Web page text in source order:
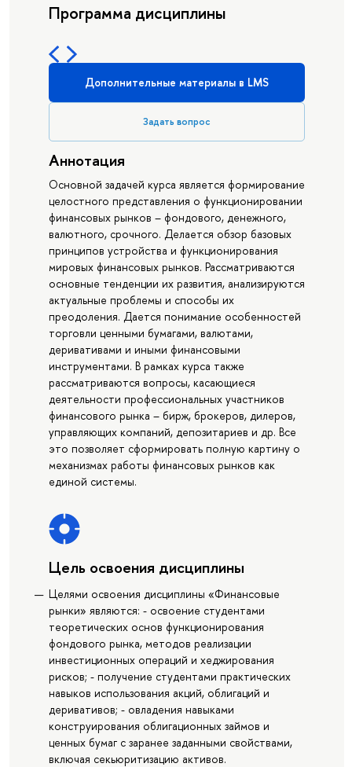
Программа дисциплины
Дополнительные материалы в LMS
Задать вопрос
Аннотация
Основной задачей курса является формирование
целостного представления о функционировании
финансовых рынков – фондового, денежного,
валютного, срочного. Делается обзор базовых
принципов устройства и функционирования
мировых финансовых рынков. Рассматриваются
основные тенденции их развития, анализируются
актуальные проблемы и способы их
преодоления. Дается понимание особенностей
торговли ценными бумагами, валютами,
деривативами и иными финансовыми
инструментами. В рамках курса также
рассматриваются вопросы, касающиеся
деятельности профессиональных участников
финансового рынка – бирж, брокеров, дилеров,
управляющих компаний, депозитариев и др. Все
это позволяет сформировать полную картину о
механизмах работы финансовых рынков как
единой системы.
Цель освоения дисциплины
Целями освоения дисциплины «Финансовые
рынки» являются: - освоение студентами
теоретических основ функционирования
фондового рынка, методов реализации
инвестиционных операций и хеджирования
рисков; - получение студентами практических
навыков использования акций, облигаций и
деривативов; - овладения навыками
конструирования облигационных займов и
ценных бумаг с заранее заданными свойствами,
включая секьюритизацию активов.